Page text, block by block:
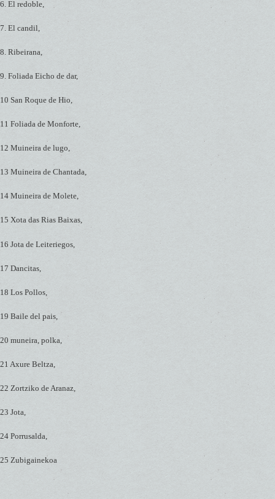
6. El redoble,
7. El candil,
8. Ribeirana,
9. Foliada Eicho de dar,
10 San Roque de Hio,
11 Foliada de Monforte,
12 Muineira de lugo,
13 Muineira de Chantada,
14 Muineira de Molete,
15 Xota das Rias Baixas,
16 Jota de Leiteriegos,
17 Dancitas,
18 Los Pollos,
19 Baile del pais,
20 muneira, polka,
21 Axure Beltza,
22 Zortziko de Aranaz,
23 Jota,
24 Porrusalda,
25 Zubigainekoa